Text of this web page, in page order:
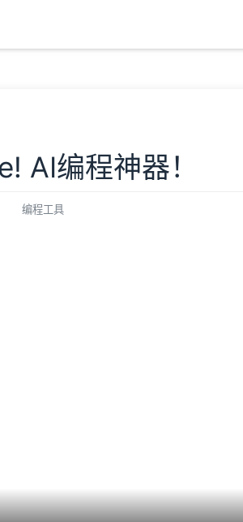
AI编程神器！
编程工具